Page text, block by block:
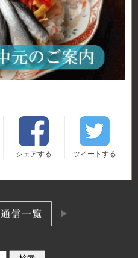
シェアする ツイートする